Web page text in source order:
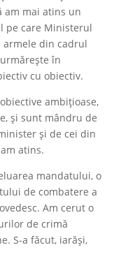
am mai atins un
pe care Ministerul
din cadrul
în
cu obiectiv.
ambițioase,
și sunt mândru de
și de cei din
atins.
mandatului, o
de combatere a
Am cerut o
de crimă
S-a făcut, iarăși,